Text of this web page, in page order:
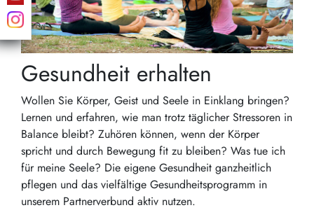
Gesundheit erhalten
Wollen Sie Körper, Geist und Seele in Einklang bringen?
Lernen und erfahren, wie man trotz täglicher Stressoren in
Balance bleibt? Zuhören können, wenn der Körper
spricht und durch Bewegung fit zu bleiben? Was tue ich
für meine Seele? Die eigene Gesundheit ganzheitlich
pflegen und das vielfältige Gesundheitsprogramm in
unserem Partnerverbund aktiv nutzen.